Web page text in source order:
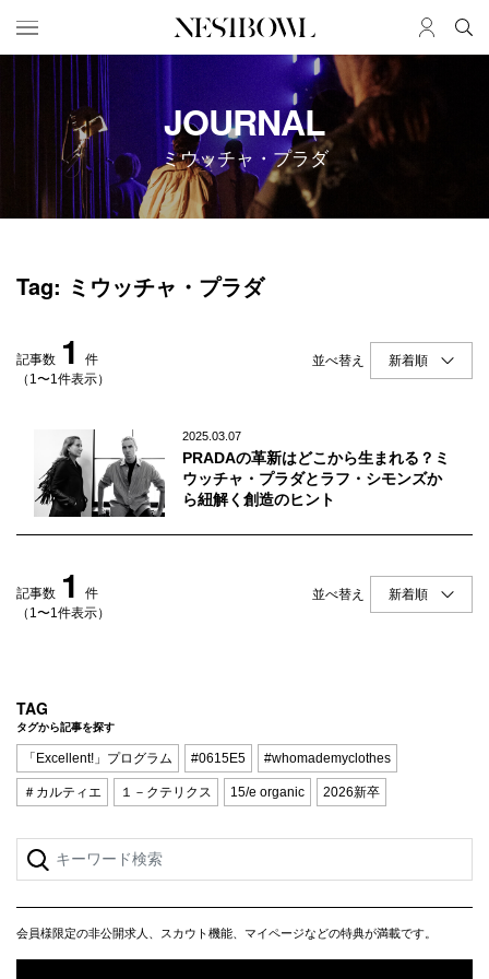
HOME
求人検索
新着求人
ブランド一覧
インタビュー
ニュース＆イベント
データ
コラボ募集一覧
SERVICE
初めての方へ
Q&A
企業担当の方へ
ログイン
会員登録
JOURNAL
ミウッチャ・プラダ
Tag: ミウッチャ・プラダ
記事数 1
件
（1〜1件表示）
並べ替え
2025.03.07
PRADAの革新はどこから生まれる？ミ
ウッチャ・プラダとラフ・シモンズか
ら紐解く創造のヒント
記事数 1
件
（1〜1件表示）
並べ替え
TAG
タグから記事を探す
「Excellent!」プログラム #0615E5 #whomademyclothes
＃カルティエ １－クテリクス 15/e organic 2026新卒
会員様限定の非公開求人、スカウト機能、マイページなどの特典が満載です。